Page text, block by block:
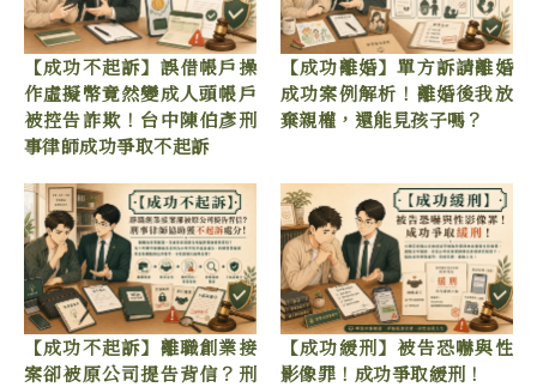
【成功不起訴】誤借帳戶操
作虛擬幣竟然變成人頭帳戶
被控告詐欺！台中陳伯彥刑
事律師成功爭取不起訴
【成功離婚】單方訴請離婚
成功案例解析！離婚後我放
棄親權，還能見孩子嗎？
【成功不起訴】離職創業接
案卻被原公司提告背信？刑
【成功緩刑】被告恐嚇與性
影像罪！成功爭取緩刑！